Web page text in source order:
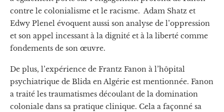
contre le colonialisme et le racisme. Adam Shatz et
Edwy Plenel évoquent aussi son analyse de l’oppression
et son appel incessant à la dignité et à la liberté comme
fondements de son œuvre.
De plus, l’expérience de Frantz Fanon à l’hôpital
psychiatrique de Blida en Algérie est mentionnée. Fanon
a traité les traumatismes découlant de la domination
coloniale dans sa pratique clinique. Cela a façonné sa